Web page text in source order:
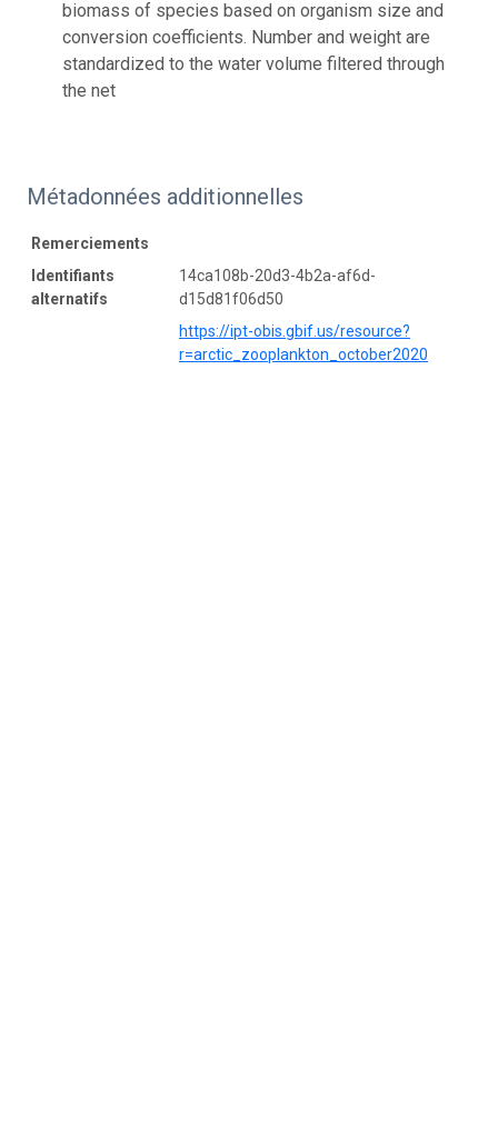
biomass of species based on organism size and
conversion coefficients. Number and weight are
standardized to the water volume filtered through
the net
Métadonnées additionnelles
Remerciements
Identifiants
alternatifs
14ca108b-20d3-4b2a-af6d-
d15d81f06d50
https://ipt-obis.gbif.us/resource?
r=arctic_zooplankton_october2020